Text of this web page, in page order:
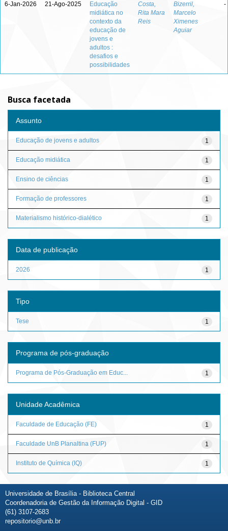
6-Jan-2026 21-Ago-2025
Educação
midiática no
contexto da
educação de
jovens e
adultos :
desafios e
possibilidades
Costa,
Rita Mara
Reis
Bizerril,
Marcelo
Ximenes
Aguiar
-
Busca facetada
Assunto
1
Educação de jovens e adultos
1
Educação midiática
1
Ensino de ciências
1
Formação de professores
1
Materialismo histórico-dialético
Data de publicação
1
2026
Tipo
1
Tese
Programa de pós-graduação
1
Programa de Pós-Graduação em Educ...
Unidade Acadêmica
1
Faculdade de Educação (FE)
1
Faculdade UnB Planaltina (FUP)
1
Instituto de Química (IQ)
Universidade de Brasília - Biblioteca Central
Coordenadoria de Gestão da Informação Digital - GID
(61) 3107-2683
repositorio@unb.br